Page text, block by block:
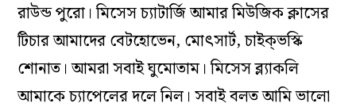
রাউন্ড পুরো। মিসেস চ্যাটার্জি আমার মিউজিক ক্লাসের
টিচার আমাদের বেটহোভেন, মোৎসার্ট, চাইক্ভস্কি
শোনাত। আমরা সবাই ঘুমোতাম। মিসেস ব্ল্যাকলি
আমাকে চ্যাপেলের দলে নিল। সবাই বলত আমি ভালো